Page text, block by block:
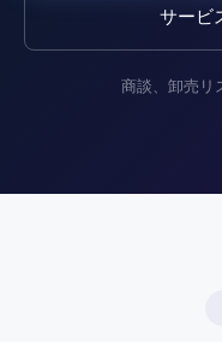
サービ
商談、卸売リ